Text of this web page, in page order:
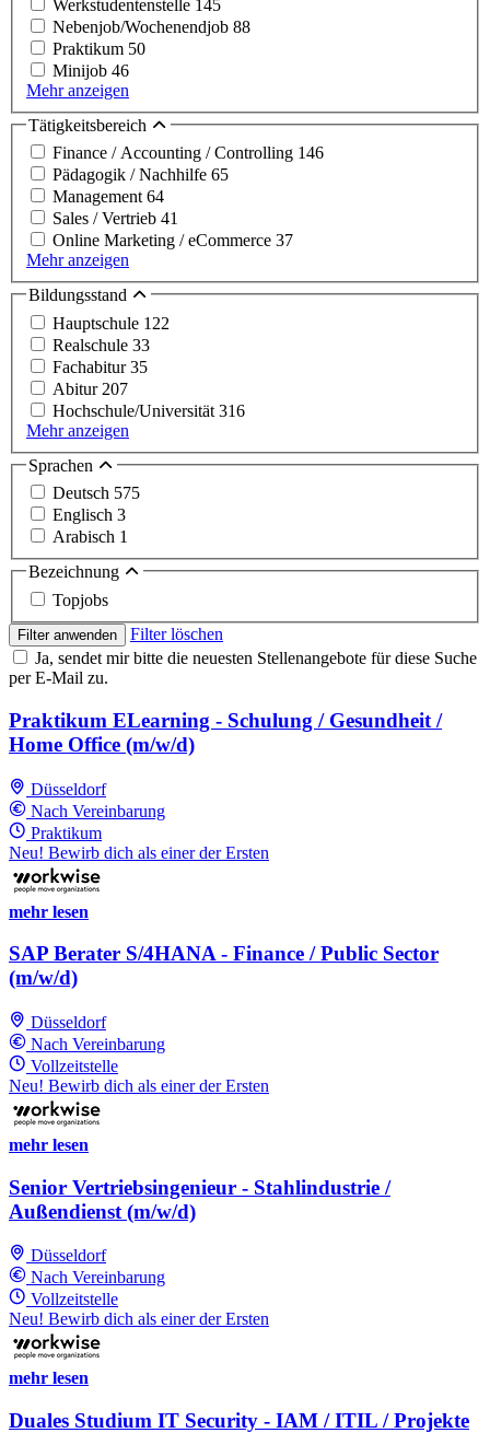
Werkstudentenstelle 145
Nebenjob/Wochenendjob 88
Praktikum 50
Minijob 46
Mehr anzeigen
Tätigkeitsbereich
Finance / Accounting / Controlling 146
Pädagogik / Nachhilfe 65
Management 64
Sales / Vertrieb 41
Online Marketing / eCommerce 37
Mehr anzeigen
Bildungsstand
Hauptschule 122
Realschule 33
Fachabitur35
Abitur 207
Hochschule/Universität 316
Mehr anzeigen
Sprachen
Deutsch 575
Englisch 3
Arabisch 1
Bezeichnung
Topjobs
Filter anwenden
Filter löschen
Ja, sendet mir bitte die neuesten Stellenangebote für diese Suche
per E-Mail zu.
Praktikum ELearning - Schulung / Gesundheit /
Home Office (m/w/d)
Düsseldorf
Nach Vereinbarung
Praktikum
Neu! Bewirb dich als einer der Ersten
mehr lesen
SAP Berater S/4HANA - Finance / Public Sector
(m/w/d)
Düsseldorf
Nach Vereinbarung
Vollzeitstelle
Neu! Bewirb dich als einer der Ersten
mehr lesen
Senior Vertriebsingenieur - Stahlindustrie /
Außendienst (m/w/d)
Düsseldorf
Nach Vereinbarung
Vollzeitstelle
Neu! Bewirb dich als einer der Ersten
mehr lesen
Duales Studium IT Security - IAM / ITIL / Projekte